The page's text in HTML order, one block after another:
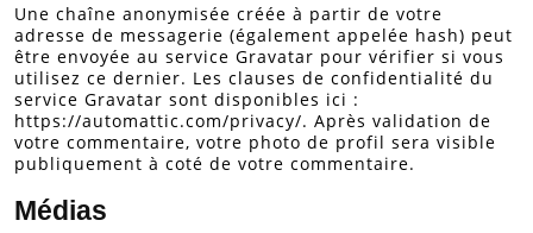
Une chaîne anonymisée créée à partir de votre
adresse de messagerie (également appelée hash) peut
être envoyée au service Gravatar pour vérifier si vous
utilisez ce dernier. Les clauses de confidentialité du
service Gravatar sont disponibles ici :
https://automattic.com/privacy/. Après validation de
votre commentaire, votre photo de profil sera visible
publiquement à coté de votre commentaire.
Médias